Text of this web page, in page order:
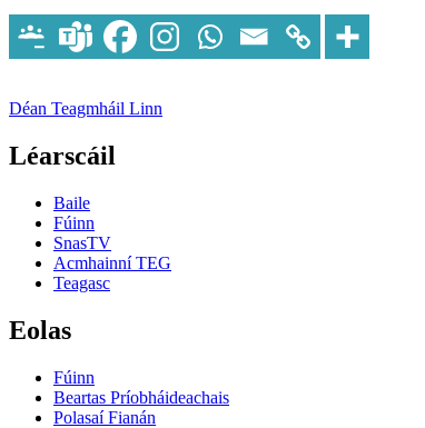
Déan Teagmháil Linn
Léarscáil
Baile
Fúinn
SnasTV
Acmhainní TEG
Teagasc
Eolas
Fúinn
Beartas Príobháideachais
Polasaí Fianán